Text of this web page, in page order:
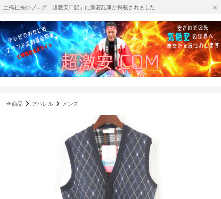
土橋社長のブログ「超激安日記」に新着記事が掲載されました
全商品 アパレル メンズ